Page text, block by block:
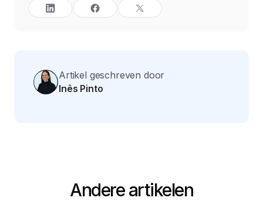
Artikel geschreven door
Inês Pinto
Andere artikelen